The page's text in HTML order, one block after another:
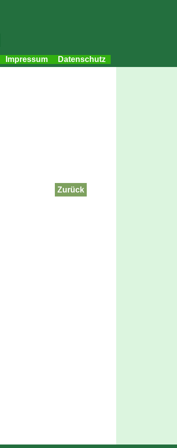
Impressum Datenschutz
Zurück